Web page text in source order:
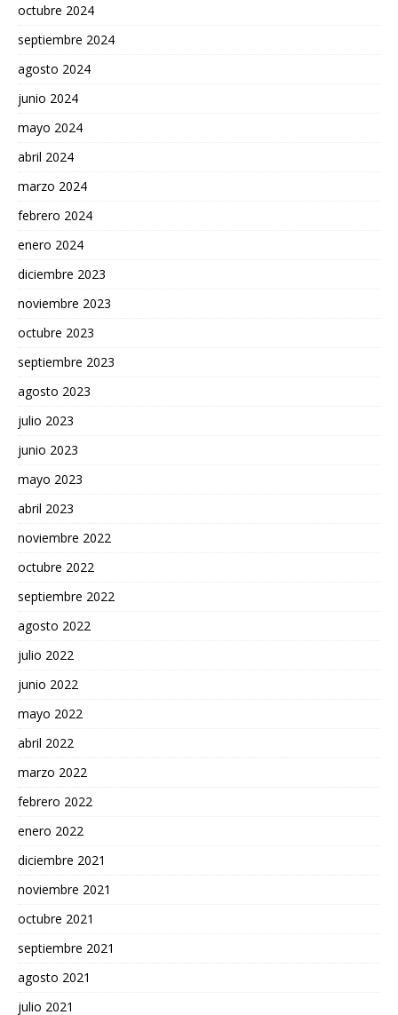
octubre 2024
septiembre 2024
agosto 2024
junio 2024
mayo 2024
abril 2024
marzo 2024
febrero 2024
enero 2024
diciembre 2023
noviembre 2023
octubre 2023
septiembre 2023
agosto 2023
julio 2023
junio 2023
mayo 2023
abril 2023
noviembre 2022
octubre 2022
septiembre 2022
agosto 2022
julio 2022
junio 2022
mayo 2022
abril 2022
marzo 2022
febrero 2022
enero 2022
diciembre 2021
noviembre 2021
octubre 2021
septiembre 2021
agosto 2021
julio 2021